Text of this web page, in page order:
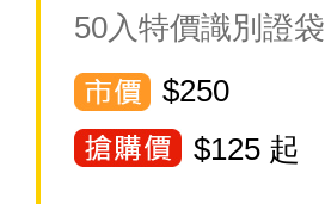
50入特價識別證袋
$250
$125 起